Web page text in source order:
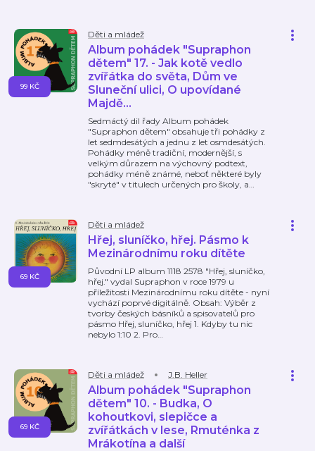
Děti a mládež
Album pohádek "Supraphon
dětem" 17. - Jak kotě vedlo
zvířátka do světa, Dům ve
Sluneční ulici, O upovídané
Majdě...
Sedmáctý dil řady Album pohádek
"Supraphon dětem" obsahuje tři pohádky z
let sedmdesátých a jednu z let osmdesátých.
Pohádky méně tradiční, modernější, s
velkým důrazem na výchovný podtext,
pohádky méně známé, neboť některé byly
"skryté" v titulech určených pro školy, a…
99 KČ
Děti a mládež
Hřej, sluníčko, hřej. Pásmo k
Mezinárodnímu roku dítěte
Původní LP album 1118 2578 "Hřej, sluníčko,
hřej." vydal Supraphon v roce 1979 u
příležitosti Mezinárodnímu roku dítěte - nyní
vychází poprvé digitálně. Obsah: Výběr z
tvorby českých básníků a spisovatelů pro
pásmo Hřej, sluníčko, hřej 1. Kdyby tu nic
nebylo 1:10 2. Pro…
69 KČ
Děti a mládež J.B. Heller
Album pohádek "Supraphon
dětem" 10. - Budka, O
kohoutkovi, slepičce a
zvířátkách v lese, Rmuténka z
Mrákotína a další
69 KČ